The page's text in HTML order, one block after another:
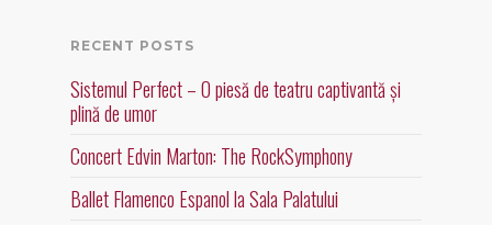
RECENT POSTS
Sistemul Perfect – O piesă de teatru captivantă și
plină de umor
Concert Edvin Marton: The RockSymphony
Ballet Flamenco Espanol la Sala Palatului